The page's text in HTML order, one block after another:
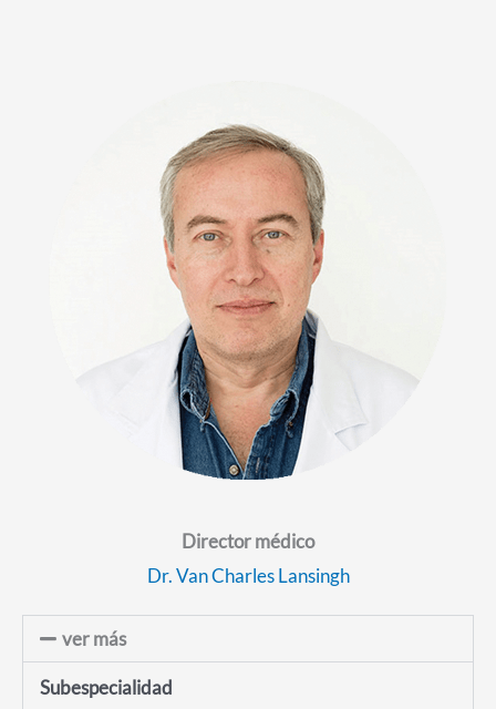
Director médico
Dr. Van Charles Lansingh
ver más
Subespecialidad